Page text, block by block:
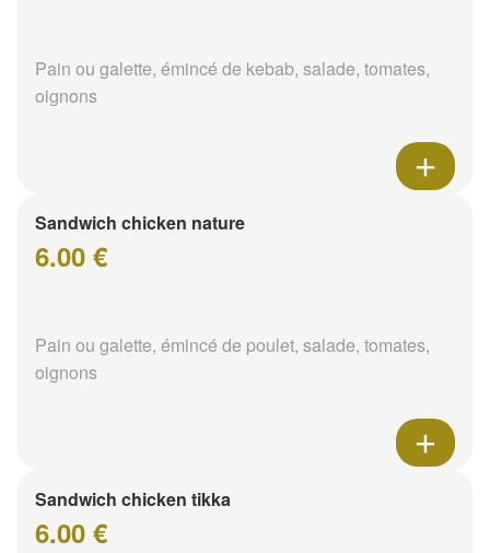
Pain ou galette, émincé de kebab, salade, tomates,
oignons
Sandwich chicken nature
6.00 €
Pain ou galette, émincé de poulet, salade, tomates,
oignons
Sandwich chicken tikka
6.00 €